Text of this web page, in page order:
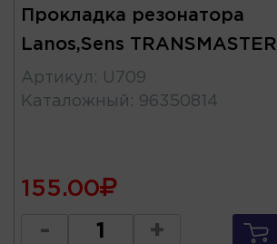
Прокладка резонатора
Lanos,Sens TRANSMASTER
Артикул : U709
Каталожный : 96350814
155.00
- +